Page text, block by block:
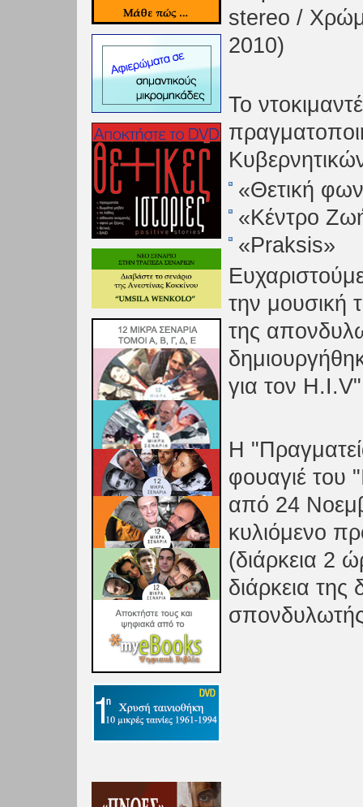
stereo /
2010)
Το
«Θετική
«Κέντρο
«Praksis»
την μουσική
της
για τον
Η
φουαγιέ του
από 24
κυλιόμενο
(διάρκεια 2
διάρκεια